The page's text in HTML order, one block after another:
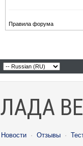
Правила форума
ЛАДА
Новости · Отзывы ·